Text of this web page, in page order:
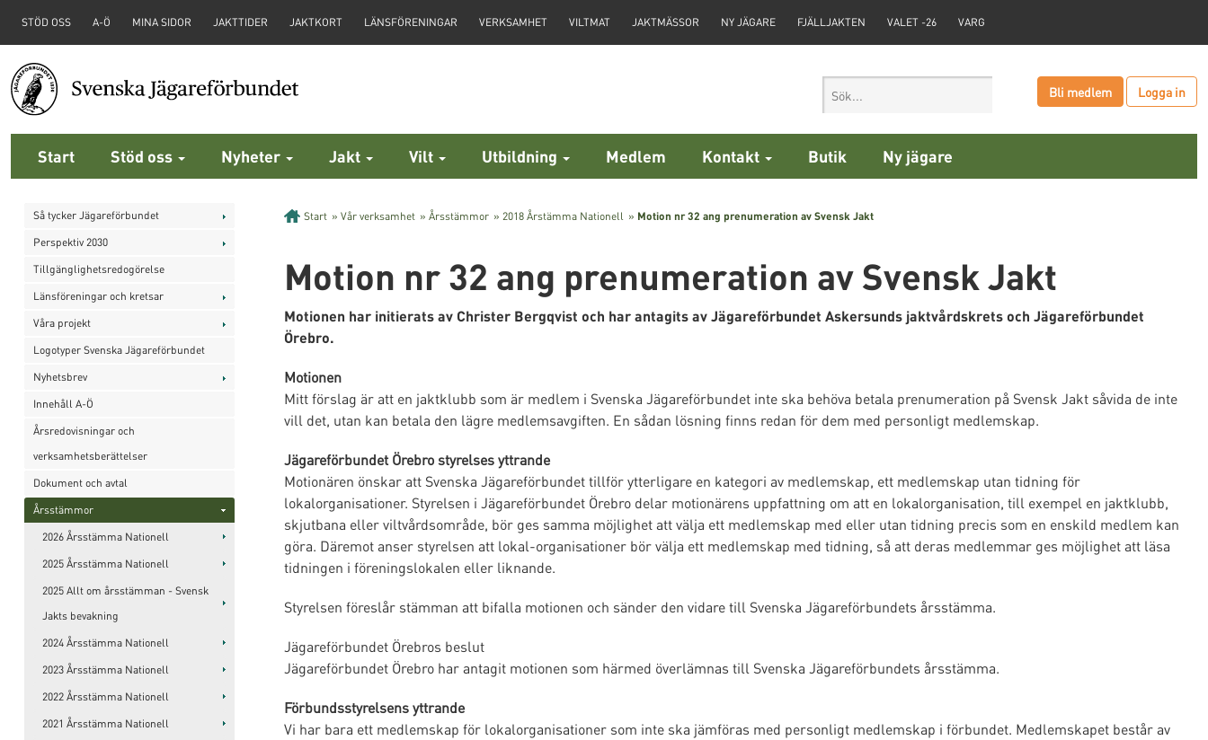
STÖD OSS A-Ö MINA SIDOR JAKTTIDER JAKTKORT LÄNSFÖRENINGAR VERKSAMHET VILTMAT JAKTMÄSSOR NY JÄGARE FJÄLLJAKTEN VALET -26 VARG
Bli medlem Logga in
Start Stöd oss Nyheter Jakt Vilt Utbildning Medlem Kontakt Butik Ny jägare
Så tycker Jägareförbundet
Perspektiv 2030
Tillgänglighetsredogörelse
Länsföreningar och kretsar
Våra projekt
Logotyper Svenska Jägareförbundet
Nyhetsbrev
Innehåll A-Ö
Årsredovisningar och
verksamhetsberättelser
Dokument och avtal
Årsstämmor
2026 Årsstämma Nationell
2025 Årsstämma Nationell
2025 Allt om årsstämman - Svensk
Jakts bevakning
2024 Årsstämma Nationell
2023 Årsstämma Nationell
2022 Årsstämma Nationell
2021 Årsstämma Nationell
Start » Vår verksamhet » Årsstämmor » 2018 Årstämma Nationell » Motion nr 32 ang prenumeration av Svensk Jakt
Motion nr 32 ang prenumeration av Svensk Jakt
Motionen har initierats av Christer Bergqvist och har antagits av Jägareförbundet Askersunds jaktvårdskrets och Jägareförbundet
Örebro.
Motionen
Mitt förslag är att en jaktklubb som är medlem i Svenska Jägareförbundet inte ska behöva betala prenumeration på Svensk Jakt såvida de inte
vill det, utan kan betala den lägre medlemsavgiften. En sådan lösning finns redan för dem med personligt medlemskap.
Jägareförbundet Örebro styrelses yttrande
Motionären önskar att Svenska Jägareförbundet tillför ytterligare en kategori av medlemskap, ett medlemskap utan tidning för
lokalorganisationer. Styrelsen i Jägareförbundet Örebro delar motionärens uppfattning om att en lokalorganisation, till exempel en jaktklubb,
skjutbana eller viltvårdsområde, bör ges samma möjlighet att välja ett medlemskap med eller utan tidning precis som en enskild medlem kan
göra. Däremot anser styrelsen att lokal-organisationer bör välja ett medlemskap med tidning, så att deras medlemmar ges möjlighet att läsa
tidningen i föreningslokalen eller liknande.
Styrelsen föreslår stämman att bifalla motionen och sänder den vidare till Svenska Jägareförbundets årsstämma.
Jägareförbundet Örebros beslut
Jägareförbundet Örebro har antagit motionen som härmed överlämnas till Svenska Jägareförbundets årsstämma.
Förbundsstyrelsens yttrande
Vi har bara ett medlemskap för lokalorganisationer som inte ska jämföras med personligt medlemskap i förbundet. Medlemskapet består av